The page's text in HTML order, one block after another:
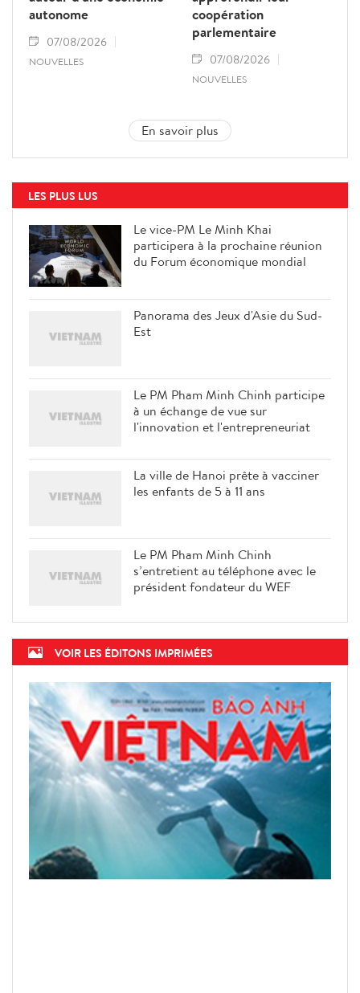
autonome
07/08/2026
NOUVELLES
coopération
parlementaire
07/08/2026
NOUVELLES
En savoir plus
LES PLUS LUS
Le vice-PM Le Minh Khai
participera à la prochaine réunion
du Forum économique mondial
Panorama des Jeux d'Asie du Sud-
Est
Le PM Pham Minh Chinh participe
à un échange de vue sur
l'innovation et l'entrepreneuriat
La ville de Hanoi prête à vacciner
les enfants de 5 à 11 ans
Le PM Pham Minh Chinh
s’entretient au téléphone avec le
président fondateur du WEF
VOIR LES ÉDITONS IMPRIMÉES